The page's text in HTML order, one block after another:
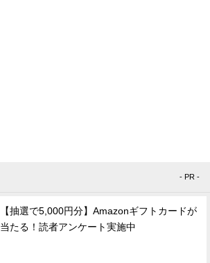
- PR -
【抽選で5,000円分】Amazonギフトカードが
当たる！読者アンケート実施中